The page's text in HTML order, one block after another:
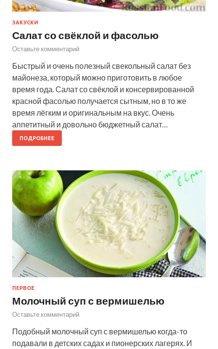
ЗАКУСКИ
Салат со свёклой и фасолью
Оставьте комментарий
Быстрый и очень полезный свекольный салат без
майонеза, который можно приготовить в любое
время года. Салат со свёклой и консервированной
красной фасолью получается сытным, но в то же
время лёгким и оригинальным на вкус. Очень
аппетитный и довольно бюджетный салат…
ПОДРОБНЕЕ
ПЕРВОЕ
Молочный суп с вермишелью
Оставьте комментарий
Подобный молочный суп с вермишелью когда-то
подавали в детских садах и пионерских лагерях. И